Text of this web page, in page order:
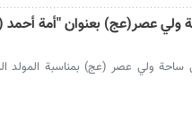
ولي عصر(عج) بعنوان "أمة
ولي عصر (عج) بمناسبة المولد